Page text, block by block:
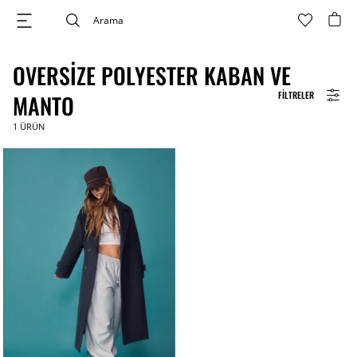
FILTRELER
OVERSIZE POLYESTER KABAN VE
MANTO
1 ÜRÜN